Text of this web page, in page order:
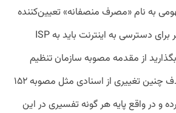
به نام «مصرف منصفانه» تعیین‌کننده
قیمتی است که یک کاربر برای دسترسی به اینترنت باید به ISP
از مقدمه مصوبه سازمان تنظیم
مقررات آغاز کنیم که هدف چنین تغییری از اسنادی مثل مصوبه ۱۵۲
را بیان کرده و در واقع پایه هر گونه تفسیری در این